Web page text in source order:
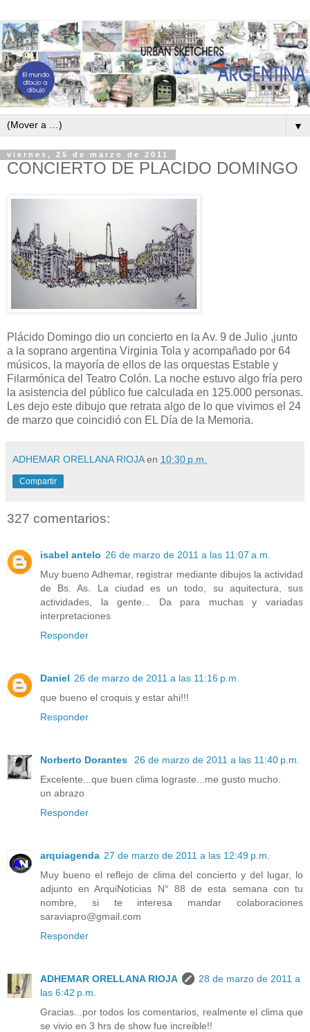
▼
viernes, 25 de marzo de 2011
CONCIERTO DE PLACIDO DOMINGO
Plácido Domingo dio un concierto en la Av. 9 de Julio ,junto
a la soprano argentina Virginia Tola y acompañado por 64
músicos, la mayoría de ellos de las orquestas Estable y
Filarmónica del Teatro Colón. La noche estuvo algo fría pero
la asistencia del público fue calculada en 125.000 personas.
Les dejo este dibujo que retrata algo de lo que vivimos el 24
de marzo que coincidió con EL Día de la Memoria.
ADHEMAR ORELLANA RIOJA en 10:30 p.m.
Compartir
327 comentarios:
isabel antelo 26 de marzo de 2011 a las 11:07 a.m.
Muy bueno Adhemar, registrar mediante dibujos la actividad
de Bs. As. La ciudad es un todo, su aquitectura, sus
actividades, la gente... Da para muchas y variadas
interpretaciones
Responder
Daniel 26 de marzo de 2011 a las 11:16 p.m.
que bueno el croquis y estar ahi!!!
Responder
Norberto Dorantes
26 de marzo de 2011 a las 11:40 p.m.
Excelente...que buen clima lograste...me gusto mucho.
un abrazo
Responder
arquiagenda 27 de marzo de 2011 a las 12:49 p.m.
Muy bueno el reflejo de clima del concierto y del lugar, lo
adjunto en ArquiNoticias N° 88 de esta semana con tu
nombre, si te interesa mandar colaboraciones
saraviapro@gmail.com
Responder
ADHEMAR ORELLANA RIOJA
28 de marzo de 2011 a
las 6:42 p.m.
Gracias...por todos los comentarios, realmente el clima que
se vivio en 3 hrs de show fue increible!!